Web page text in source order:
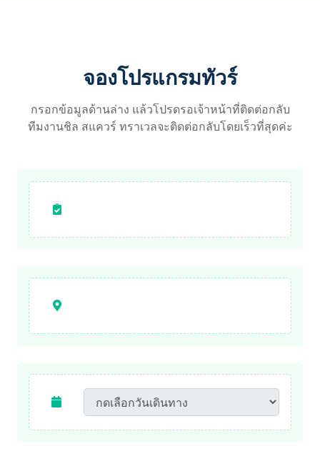
จองโปรแกรมทัวร์
กรอกข้อมูลด้านล่าง แล้วโปรดรอเจ้าหน้าที่ติดต่อกลับ
ทีมงานชิล สแควร์ ทราเวลจะติดต่อกลับโดยเร็วที่สุดค่ะ